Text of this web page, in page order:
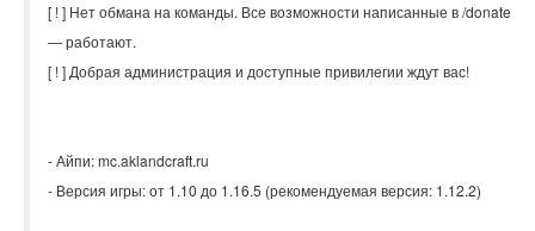
[ ! ] Нет обмана на команды. Все возможности написанные в /donate
— работают.
[ ! ] Добрая администрация и доступные привилегии ждут вас!
- Айпи: mc.aklandcraft.ru
- Версия игры: от 1.10 до 1.16.5 (рекомендуемая версия: 1.12.2)